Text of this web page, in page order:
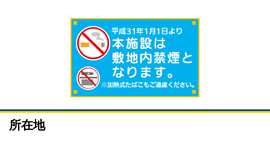
所在地